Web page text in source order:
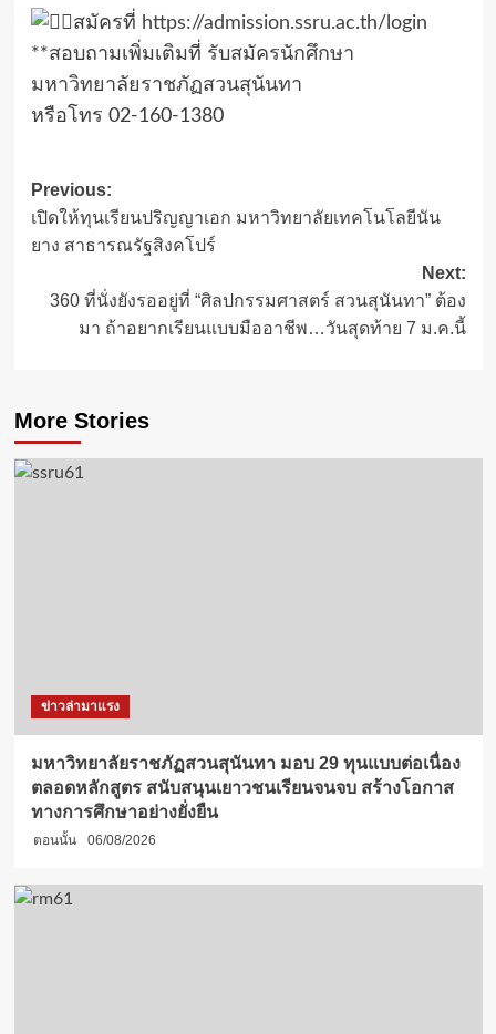
สมัครที่ https://admission.ssru.ac.th/login
**สอบถามเพิ่มเติมที่ รับสมัครนักศึกษา
มหาวิทยาลัยราชภัฏสวนสุนันทา
หรือโทร 02-160-1380
Post
navigation
Previous:
เปิดให้ทุนเรียนปริญญาเอก มหาวิทยาลัยเทคโนโลยีนัน
ยาง สาธารณรัฐสิงคโปร์
Next:
360 ที่นั่งยังรออยู่ที่ “ศิลปกรรมศาสตร์ สวนสุนันทา” ต้อง
มา ถ้าอยากเรียนแบบมืออาชีพ…วันสุดท้าย 7 ม.ค.นี้
More Stories
ข่าวล่ามาแรง
มหาวิทยาลัยราชภัฏสวนสุนันทา มอบ 29 ทุนแบบต่อเนื่อง
ตลอดหลักสูตร สนับสนุนเยาวชนเรียนจนจบ สร้างโอกาส
ทางการศึกษาอย่างยั่งยืน
ตอนนั้น 06/08/2026